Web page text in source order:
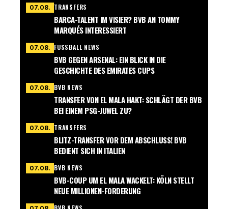
07.08. TRANSFERS
BARCA-TALENT IM VISIER? BVB AN TOMMY
MARQUÉS INTERESSIERT
07.08. FUSSBALL NEWS
BVB GEGEN ARSENAL: EIN BLICK IN DIE
GESCHICHTE DES EMIRATES CUPS
07.08. BVB NEWS
TRANSFER VON EL MALA HAKT: SCHLÄGT DER BVB
BEI EINEM PSG-JUWEL ZU?
07.08. TRANSFERS
BLITZ-TRANSFER VOR DEM ABSCHLUSS! BVB
BEDIENT SICH IN ITALIEN
07.08. BVB NEWS
BVB-COUP UM EL MALA WACKELT: KÖLN STELLT
NEUE MILLIONEN-FORDERUNG